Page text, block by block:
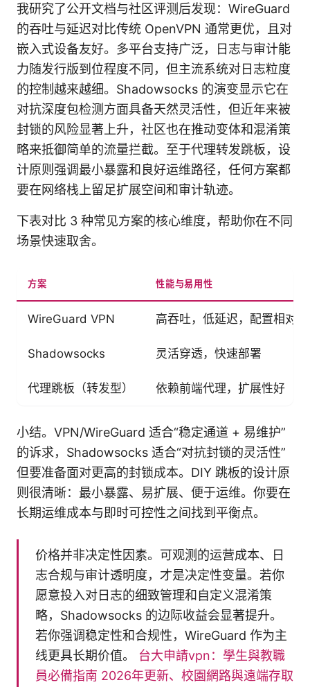
我研究了公开文档与社区评测后发现：WireGuard
的吞吐与延迟对比传统 OpenVPN 通常更优，且对
嵌入式设备友好。多平台支持广泛，日志与审计能
力随发行版到位程度不同，但主流系统对日志粒度
的控制越来越细。Shadowsocks 的演变显示它在
对抗深度包检测方面具备天然灵活性，但近年来被
封锁的风险显著上升，社区也在推动变体和混淆策
略来抵御简单的流量拦截。至于代理转发跳板，设
计原则强调最小暴露和良好运维路径，任何方案都
要在网络栈上留足扩展空间和审计轨迹。
下表对比 3 种常见方案的核心维度，帮助你在不同
场景快速取舍。
方案 性能与易用性
WireGuard VPN 高吞吐，低延迟，配置相对
Shadowsocks 灵活穿透，快速部署
代理跳板（转发型） 依赖前端代理，扩展性好
小结。VPN/WireGuard 适合“稳定通道 + 易维护”
的诉求，Shadowsocks 适合“对抗封锁的灵活性”
但要准备面对更高的封锁成本。DIY 跳板的设计原
则很清晰：最小暴露、易扩展、便于运维。你要在
长期运维成本与即时可控性之间找到平衡点。
价格并非决定性因素。可观测的运营成本、日
志合规与审计透明度，才是决定性变量。若你
愿意投入对日志的细致管理和自定义混淆策
略，Shadowsocks 的边际收益会显著提升。
若你强调稳定性和合规性，WireGuard 作为主
线更具长期价值。 台大申請vpn：學生與教職
員必備指南 2026年更新、校園網路與遠端存取